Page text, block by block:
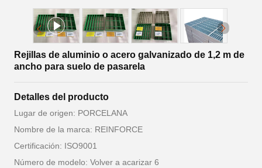
Rejillas de aluminio o acero galvanizado de 1,2 m de
ancho para suelo de pasarela
Detalles del producto
Lugar de origen: PORCELANA
Nombre de la marca: REINFORCE
Certificación: ISO9001
Número de modelo: Volver a acarizar 6